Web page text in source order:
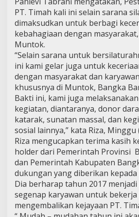
PT. Timah kali ini selain sarana
dimaksudkan untuk berbagi
kebahagiaan dengan
Muntok.
“Selain sarana untuk
ini kami gelar juga untuk
dengan masyarakat dan
khususnya di Muntok, Bangka
Bakti ini, kami juga
kegiatan, diantaranya, donor
katarak, sunatan massal, dan
sosial lainnya,” kata Riza, Minggu
Riza mengucapkan terima kasih
holder dari Pemerintah Provinsi
dan Pemerintah Kabupaten
dukungan yang diberikan kepada
Dia berharap tahun 2017
segenap karyawan untuk bekerja
mengembalikan kejayaan PT.